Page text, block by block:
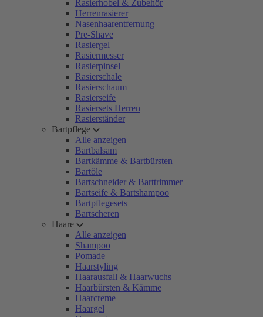
Rasierhobel & Zubehör
Herrenrasierer
Nasenhaarentfernung
Pre-Shave
Rasiergel
Rasiermesser
Rasierpinsel
Rasierschale
Rasierschaum
Rasierseife
Rasiersets Herren
Rasierständer
Bartpflege
Alle anzeigen
Bartbalsam
Bartkämme & Bartbürsten
Bartöle
Bartschneider & Barttrimmer
Bartseife & Bartshampoo
Bartpflegesets
Bartscheren
Haare
Alle anzeigen
Shampoo
Pomade
Haarstyling
Haarausfall & Haarwuchs
Haarbürsten & Kämme
Haarcreme
Haargel